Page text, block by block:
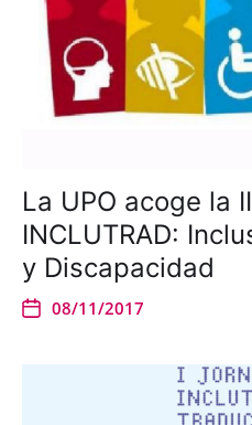
La UPO acoge la
INCLUTRAD:
y Discapacidad
08/11/2017